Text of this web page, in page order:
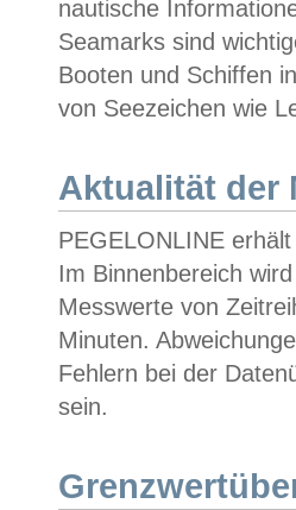
nautische
Seamarks sind
Booten und Schiffen
von Seezeichen wie
Aktualität der
PEGELONLINE
Im Binnenbereich
Messwerte von
Minuten.
Fehlern bei der
sein.